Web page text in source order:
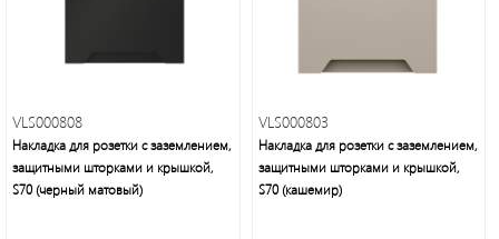
VLS000808
Накладка для розетки с заземлением,
защитными шторками и крышкой,
S70 (черный матовый)
VLS000803
Накладка для розетки с заземлением,
защитными шторками и крышкой,
S70 (кашемир)